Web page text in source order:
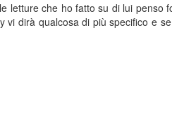
letture che ho fatto su di lui
dirà qualcosa di più specifico e